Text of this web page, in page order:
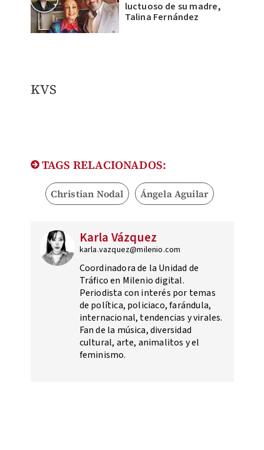
luctuoso de su madre,
Talina Fernández
KVS
TAGS RELACIONADOS:
Christian Nodal Ángela Aguilar
Karla Vázquez
karla.vazquez@milenio.com
Coordinadora de la Unidad de
Tráfico en Milenio digital.
Periodista con interés por temas
de política, policiaco, farándula,
internacional, tendencias y virales.
Fan de la música, diversidad
cultural, arte, animalitos y el
feminismo.